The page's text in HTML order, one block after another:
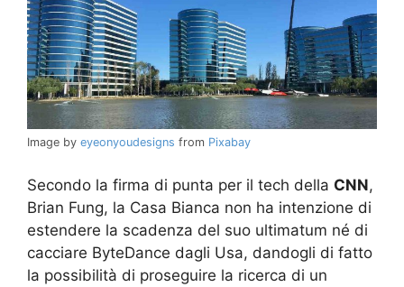
Image by eyeonyoudesigns from Pixabay
Secondo la firma di punta per il tech della CNN,
Brian Fung, la Casa Bianca non ha intenzione di
estendere la scadenza del suo ultimatum né di
cacciare ByteDance dagli Usa, dandogli di fatto
la possibilità di proseguire la ricerca di un